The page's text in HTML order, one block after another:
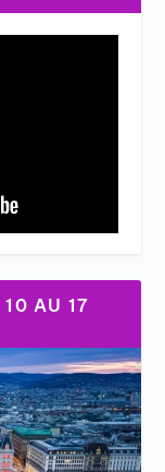
10 AU 17